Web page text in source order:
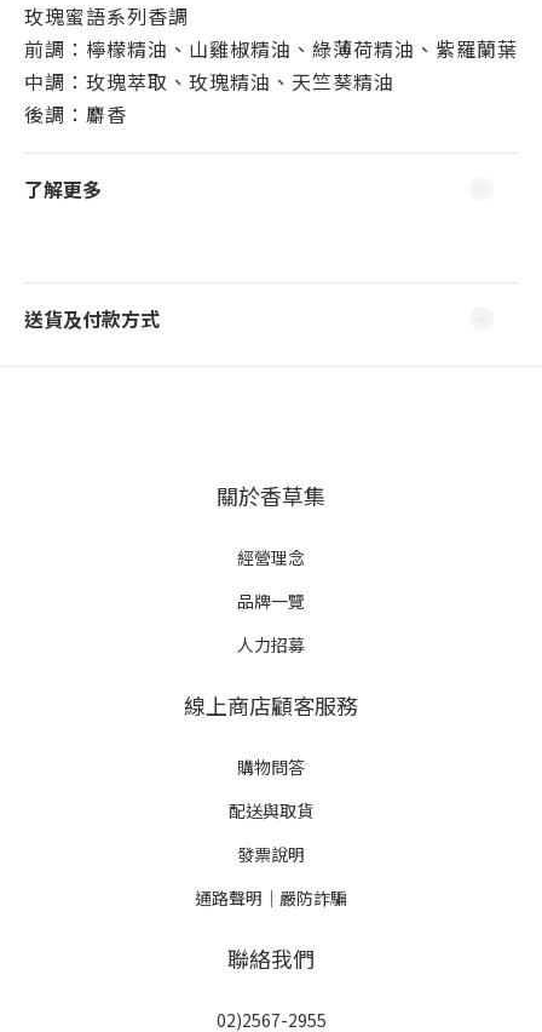
玫瑰蜜語系列香調
前調：檸檬精油、山雞椒精油、綠薄荷精油、紫羅蘭葉
中調：玫瑰萃取、玫瑰精油、天竺葵精油
後調：麝香
了解更多
送貨及付款方式
關於香草集
經營理念
品牌一覽
人力招募
線上商店顧客服務
購物問答
配送與取貨
發票說明
通路聲明｜嚴防詐騙
聯絡我們
02)2567-2955